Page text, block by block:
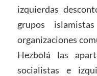
izquierdas
grupos
organizaciones
Hezbolá las
socialistas e